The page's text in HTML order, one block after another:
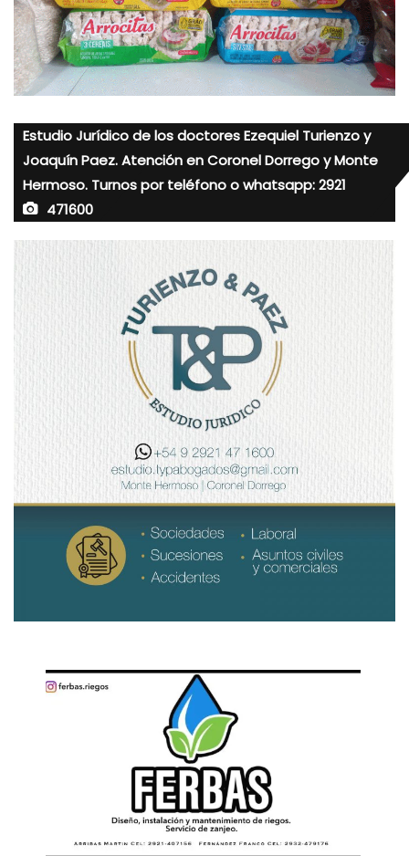
Estudio Jurídico de los doctores Ezequiel Turienzo y
Joaquín Paez. Atención en Coronel Dorrego y Monte
Hermoso. Turnos por teléfono o whatsapp: 2921
471600